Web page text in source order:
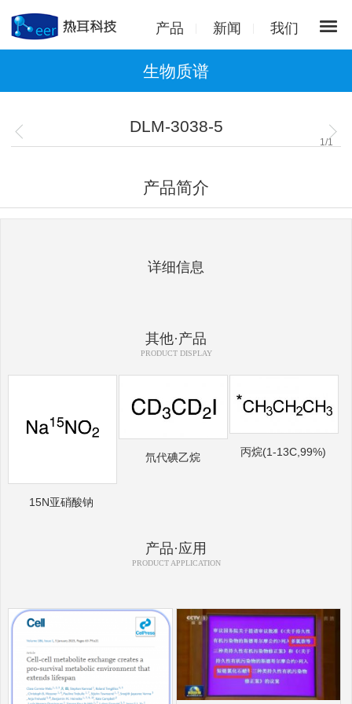
产品 新闻 我们
生物质谱
DLM-3038-5
1 /1
产品简介
详细信息
其他·产品
PRODUCT DISPLAY
15N亚硝酸钠
氘代碘乙烷 丙烷(1-13C,99%)
产品·应用
PRODUCT APPLICATION